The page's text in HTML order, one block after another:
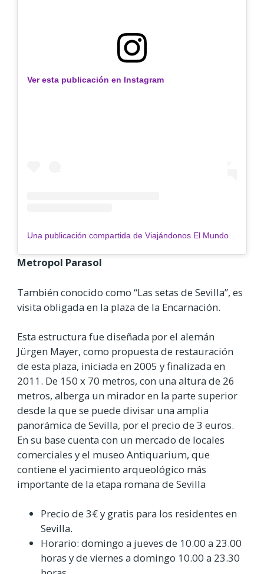
Ver esta publicación en Instagram
Una publicación compartida de Viajándonos El Mundo (@viajandonosem)
Metropol Parasol
También conocido como “Las setas de Sevilla”, es
visita obligada en la plaza de la Encarnación.
Esta estructura fue diseñada por el alemán
Jürgen Mayer, como propuesta de restauración
de esta plaza, iniciada en 2005 y finalizada en
2011. De 150 x 70 metros, con una altura de 26
metros, alberga un mirador en la parte superior
desde la que se puede divisar una amplia
panorámica de Sevilla, por el precio de 3 euros.
En su base cuenta con un mercado de locales
comerciales y el museo Antiquarium, que
contiene el yacimiento arqueológico más
importante de la etapa romana de Sevilla
Precio de 3€ y gratis para los residentes en
Sevilla.
Horario: domingo a jueves de 10.00 a 23.00
horas y de viernes a domingo 10.00 a 23.30